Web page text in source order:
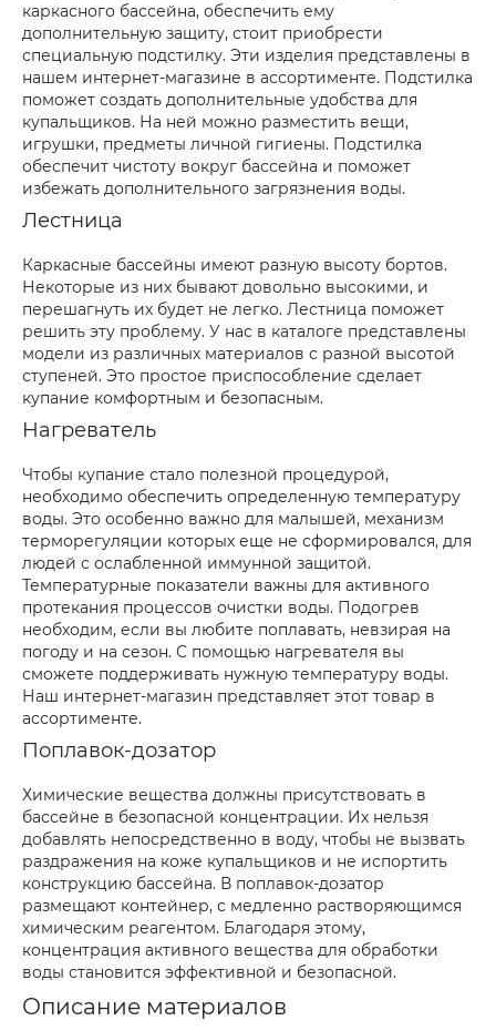
каркасного бассейна, обеспечить ему
дополнительную защиту, стоит приобрести
специальную подстилку. Эти изделия представлены в
нашем интернет-магазине в ассортименте. Подстилка
поможет создать дополнительные удобства для
купальщиков. На ней можно разместить вещи,
игрушки, предметы личной гигиены. Подстилка
обеспечит чистоту вокруг бассейна и поможет
избежать дополнительного загрязнения воды.
Лестница
Каркасные бассейны имеют разную высоту бортов.
Некоторые из них бывают довольно высокими, и
перешагнуть их будет не легко. Лестница поможет
решить эту проблему. У нас в каталоге представлены
модели из различных материалов с разной высотой
ступеней. Это простое приспособление сделает
купание комфортным и безопасным.
Нагреватель
Чтобы купание стало полезной процедурой,
необходимо обеспечить определенную температуру
воды. Это особенно важно для малышей, механизм
терморегуляции которых еще не сформировался, для
людей с ослабленной иммунной защитой.
Температурные показатели важны для активного
протекания процессов очистки воды. Подогрев
необходим, если вы любите поплавать, невзирая на
погоду и на сезон. С помощью нагревателя вы
сможете поддерживать нужную температуру воды.
Наш интернет-магазин представляет этот товар в
ассортименте.
Поплавок-дозатор
Химические вещества должны присутствовать в
бассейне в безопасной концентрации. Их нельзя
добавлять непосредственно в воду, чтобы не вызвать
раздражения на коже купальщиков и не испортить
конструкцию бассейна. В поплавок-дозатор
размещают контейнер, с медленно растворяющимся
химическим реагентом. Благодаря этому,
концентрация активного вещества для обработки
воды становится эффективной и безопасной.
Описание материалов